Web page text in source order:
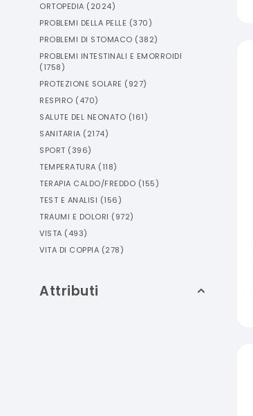
ORTOPEDIA (2024)
PROBLEMI DELLA PELLE (370)
PROBLEMI DI STOMACO (382)
PROBLEMI INTESTINALI E EMORROIDI
(1758)
PROTEZIONE SOLARE (927)
RESPIRO (470)
SALUTE DEL NEONATO (161)
SANITARIA (2174)
SPORT (396)
TEMPERATURA (118)
TERAPIA CALDO/FREDDO (155)
TEST E ANALISI (156)
TRAUMI E DOLORI (972)
VISTA (493)
VITA DI COPPIA (278)
Attributi